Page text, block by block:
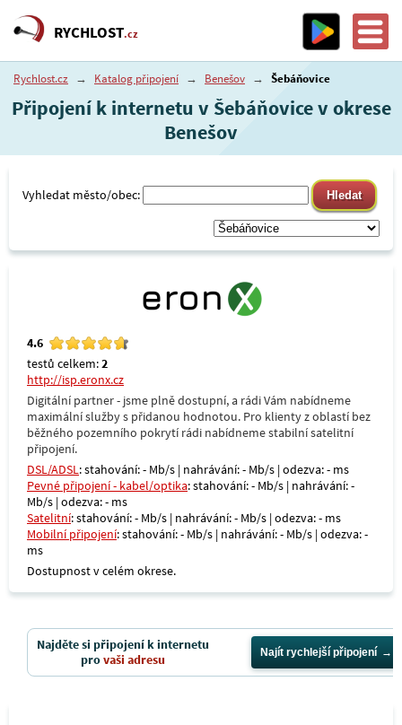
RYCHLOST.cz
Rychlost.cz → Katalog připojení → Benešov → Šebáňovice
Připojení k internetu v Šebáňovice v okrese
Benešov
Vyhledat město/obec:
4.6
testů celkem:2
http://isp.eronx.cz
Digitální partner - jsme plně dostupní, a rádi Vám nabídneme
maximální služby s přidanou hodnotou. Pro klienty z oblastí bez
běžného pozemního pokrytí rádi nabídneme stabilní satelitní
připojení.
DSL/ADSL: stahování: - Mb/s | nahrávání: - Mb/s | odezva: - ms
Pevné připojení - kabel/optika: stahování: - Mb/s | nahrávání: -
Mb/s | odezva: - ms
Satelitní: stahování: - Mb/s | nahrávání: - Mb/s | odezva: - ms
Mobilní připojení: stahování: - Mb/s | nahrávání: - Mb/s | odezva: -
ms
Dostupnost v celém okrese.
Najděte si připojení k internetu
provaši adresu Najít rychlejší připojení